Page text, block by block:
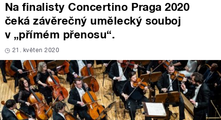
Na finalisty Concertino Praga 2020
čeká závěrečný umělecký souboj
v „přímém přenosu“.
21. květen 2020